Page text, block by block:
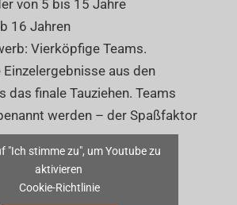
von 5 bis 15 Jahre
16 Jahren
Vierköpfige Teams.
Einzelergebnisse aus den
das finale Tauziehen. Teams
werden – der Spaßfaktor
"Ich stimme zu", um Youtube zu
aktivieren
Cookie-Richtlinie